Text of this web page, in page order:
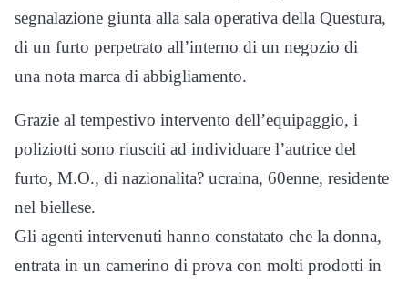
segnalazione giunta alla sala operativa della Questura,
di un furto perpetrato all’interno di un negozio di
una nota marca di abbigliamento.
Grazie al tempestivo intervento dell’equipaggio, i
poliziotti sono riusciti ad individuare l’autrice del
furto, M.O., di nazionalita? ucraina, 60enne, residente
nel biellese.
Gli agenti intervenuti hanno constatato che la donna,
entrata in un camerino di prova con molti prodotti in